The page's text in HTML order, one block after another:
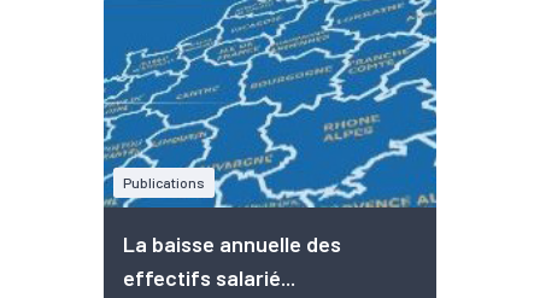
Publications
La baisse annuelle des
effectifs salarié...